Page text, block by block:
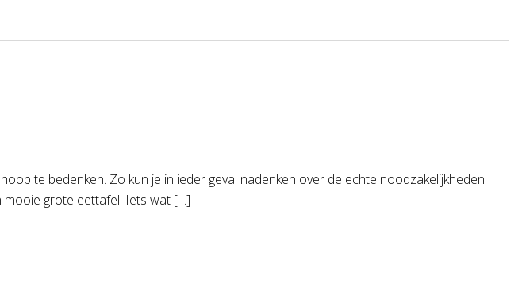
te bedenken. Zo kun je in ieder geval nadenken over de echte noodzakelijkheden
mooie grote eettafel. Iets wat […]